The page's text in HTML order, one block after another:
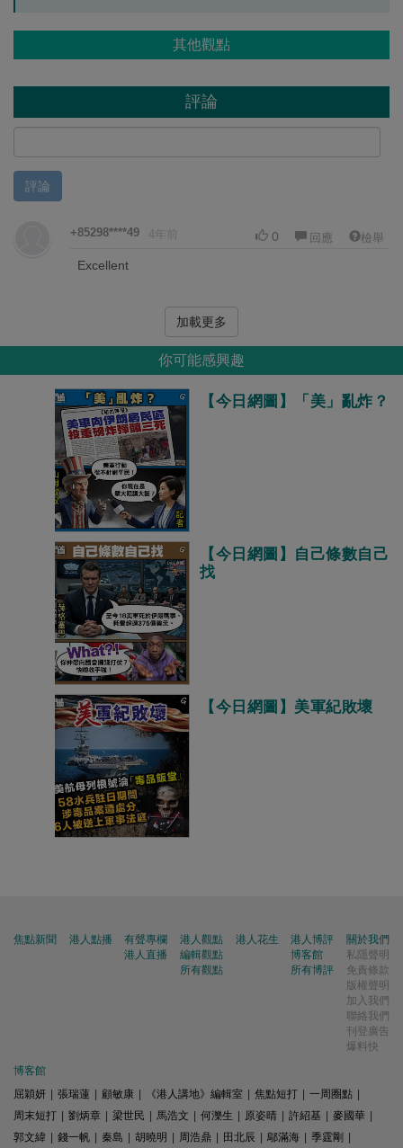
其他觀點
評論
評論
+85298****49 4年前 0 回應 檢舉
Excellent
加載更多
你可能感興趣
【今日網圖】「美」亂炸？
【今日網圖】自己條數自己
找
【今日網圖】美軍紀敗壞
焦點新聞 港人點播
有聲專欄
港人直播
港人觀點
編輯觀點
所有觀點
港人花生
港人博評
博客館
所有博評
關於我們
私隱聲明
免責條款
版權聲明
加入我們
聯絡我們
刊登廣告
爆料快
博客館
屈穎妍
張瑞蓮 顧敏康 《港人講地》編輯室 焦點短打 一周圈點
周末短打
劉炳章 梁世民 馬浩文 何濼生 原姿晴 許紹基 麥國華
郭文緯
錢一帆 秦島 胡曉明 周浩鼎 田北辰 鄔滿海 季霆剛